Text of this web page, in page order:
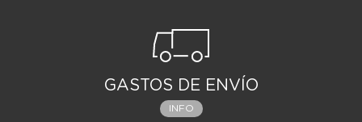
GASTOS DE ENVÍO
INFO